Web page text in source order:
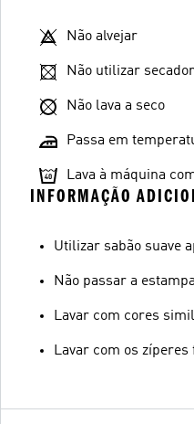
Não alvejar
Não utilizar
Não lava a seco
Passa em
Lava à máquina
INFORMAÇÃO
Utilizar sabão suave
Não passar a estampa
Lavar com cores
Lavar com os zíperes